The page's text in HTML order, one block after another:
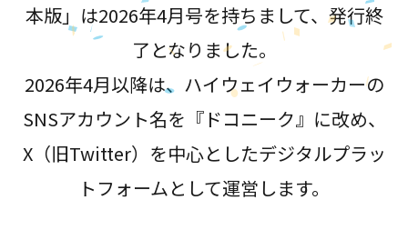
本版」は2026年4月号を持ちまして、発行終
了となりました。
2026年4月以降は、ハイウェイウォーカーの
SNSアカウント名を『ドコニーク』に改め、
X（旧Twitter）を中心としたデジタルプラッ
トフォームとして運営します。